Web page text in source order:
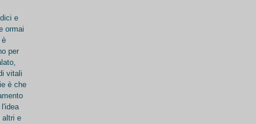
e
ormai
è
per
vitali
è che
altri e